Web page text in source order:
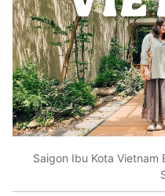
Saigon Ibu Kota Vietnam